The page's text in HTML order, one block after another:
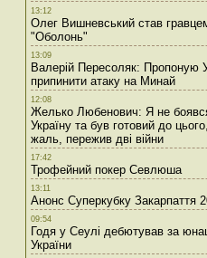
13:12
Олег Вишневський став
"Оболонь"
13:09
Валерій Пересоляк: Пропоную
припинити атаку на Минай
12:08
Желько Любенович: Я не
Україну та був готовий до
жаль, пережив дві війни
17:42
Трофейний покер Севлюша
13:11
Анонс Суперкубку Закарпаття
09:54
Годя у Сеулі дебютував за
України